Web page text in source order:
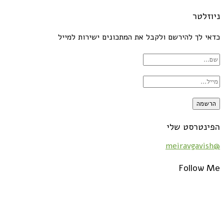
ניוזלטר
כדאי לך להירשם ולקבל את המתכונים ישירות למייל
הפינטרסט שלי
@meiravgavish
Follow Me